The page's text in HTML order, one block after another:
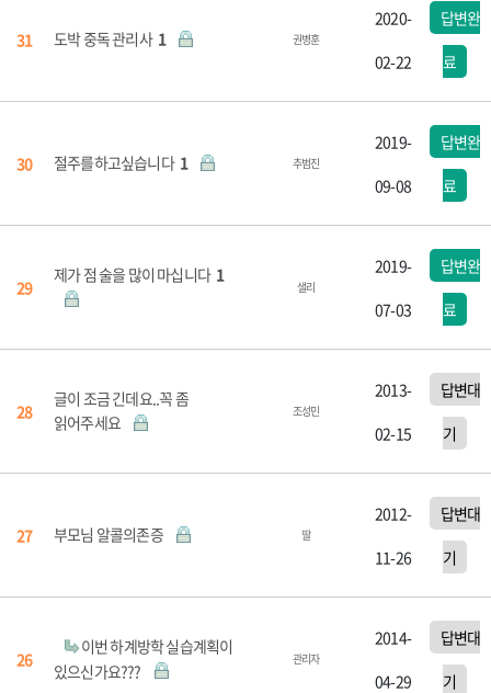
31 도박 중독 관리사 1 권병훈
2020-
02-22
답변완
료
30 절주를하고싶습니다 1 추범진
2019-
09-08
답변완
료
29
제가 점 술을 많이 마십니다 1
샐리
2019-
07-03
답변완
료
28
글이 조금 긴데요..꼭 좀
읽어주세요
조성민
2013-
02-15
답변대
기
27 부모님 알콜의존증 딸
2012-
11-26
답변대
기
26
이번 하계방학 실습계획이
있으신가요???
관리자
2014-
04-29
답변대
기